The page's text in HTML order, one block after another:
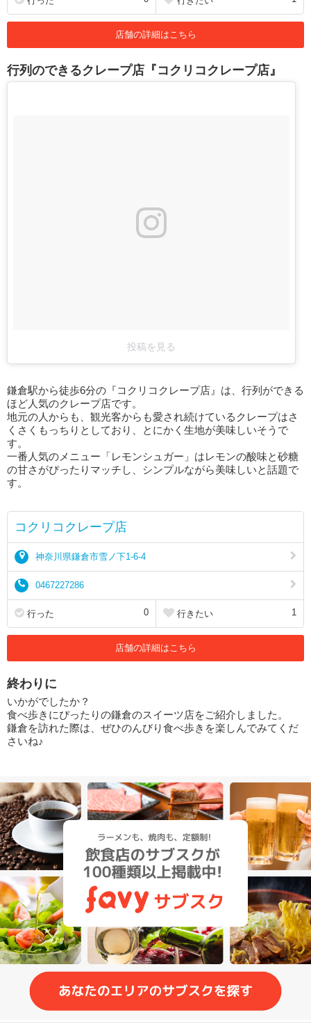
店舗の詳細はこちら
行列のできるクレープ店『コクリコクレープ店』
投稿を見る
鎌倉駅から徒歩6分の『コクリコクレープ店』は、行列ができる
ほど人気のクレープ店です。
地元の人からも、観光客からも愛され続けているクレープはさ
くさくもっちりとしており、とにかく生地が美味しいそうで
す。
一番人気のメニュー「レモンシュガー」はレモンの酸味と砂糖
の甘さがぴったりマッチし、シンプルながら美味しいと話題で
す。
コクリコクレープ店
神奈川県鎌倉市雪ノ下1-6-4
0467227286
行った 0 行きたい 1
店舗の詳細はこちら
終わりに
いかがでしたか？
食べ歩きにぴったりの鎌倉のスイーツ店をご紹介しました。
鎌倉を訪れた際は、ぜひのんびり食べ歩きを楽しんでみてくだ
さいね♪